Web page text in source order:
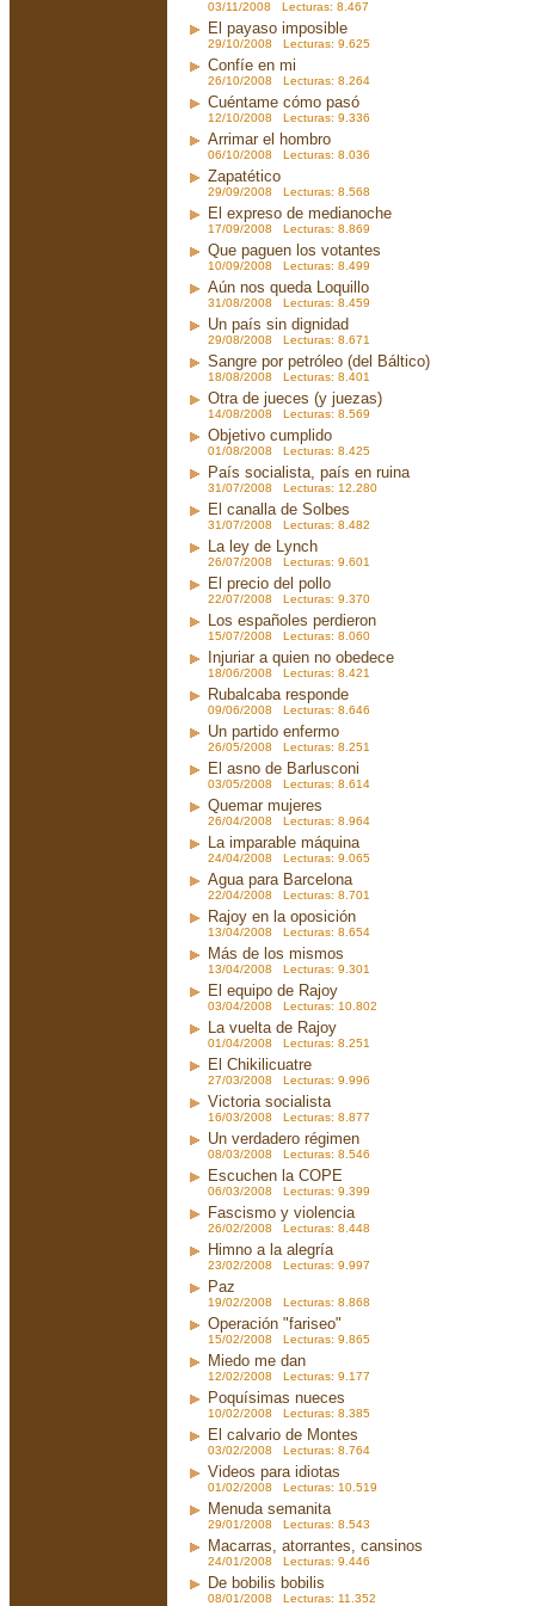
03/11/2008 Lecturas: 8.467
El payaso imposible
29/10/2008 Lecturas: 9.625
Confíe en mi
26/10/2008 Lecturas: 8.264
Cuéntame cómo pasó
12/10/2008 Lecturas: 9.336
Arrimar el hombro
06/10/2008 Lecturas: 8.036
Zapatético
29/09/2008 Lecturas: 8.568
El expreso de medianoche
17/09/2008 Lecturas: 8.869
Que paguen los votantes
10/09/2008 Lecturas: 8.499
Aún nos queda Loquillo
31/08/2008 Lecturas: 8.459
Un país sin dignidad
29/08/2008 Lecturas: 8.671
Sangre por petróleo (del Báltico)
18/08/2008 Lecturas: 8.401
Otra de jueces (y juezas)
14/08/2008 Lecturas: 8.569
Objetivo cumplido
01/08/2008 Lecturas: 8.425
País socialista, país en ruina
31/07/2008 Lecturas: 12.280
El canalla de Solbes
31/07/2008 Lecturas: 8.482
La ley de Lynch
26/07/2008 Lecturas: 9.601
El precio del pollo
22/07/2008 Lecturas: 9.370
Los españoles perdieron
15/07/2008 Lecturas: 8.060
Injuriar a quien no obedece
18/06/2008 Lecturas: 8.421
Rubalcaba responde
09/06/2008 Lecturas: 8.646
Un partido enfermo
26/05/2008 Lecturas: 8.251
El asno de Barlusconi
03/05/2008 Lecturas: 8.614
Quemar mujeres
26/04/2008 Lecturas: 8.964
La imparable máquina
24/04/2008 Lecturas: 9.065
Agua para Barcelona
22/04/2008 Lecturas: 8.701
Rajoy en la oposición
13/04/2008 Lecturas: 8.654
Más de los mismos
13/04/2008 Lecturas: 9.301
El equipo de Rajoy
03/04/2008 Lecturas: 10.802
La vuelta de Rajoy
01/04/2008 Lecturas: 8.251
El Chikilicuatre
27/03/2008 Lecturas: 9.996
Victoria socialista
16/03/2008 Lecturas: 8.877
Un verdadero régimen
08/03/2008 Lecturas: 8.546
Escuchen la COPE
06/03/2008 Lecturas: 9.399
Fascismo y violencia
26/02/2008 Lecturas: 8.448
Himno a la alegría
23/02/2008 Lecturas: 9.997
Paz
19/02/2008 Lecturas: 8.868
Operación "fariseo"
15/02/2008 Lecturas: 9.865
Miedo me dan
12/02/2008 Lecturas: 9.177
Poquísimas nueces
10/02/2008 Lecturas: 8.385
El calvario de Montes
03/02/2008 Lecturas: 8.764
Videos para idiotas
01/02/2008 Lecturas: 10.519
Menuda semanita
29/01/2008 Lecturas: 8.543
Macarras, atorrantes, cansinos
24/01/2008 Lecturas: 9.446
De bobilis bobilis
08/01/2008 Lecturas: 11.352